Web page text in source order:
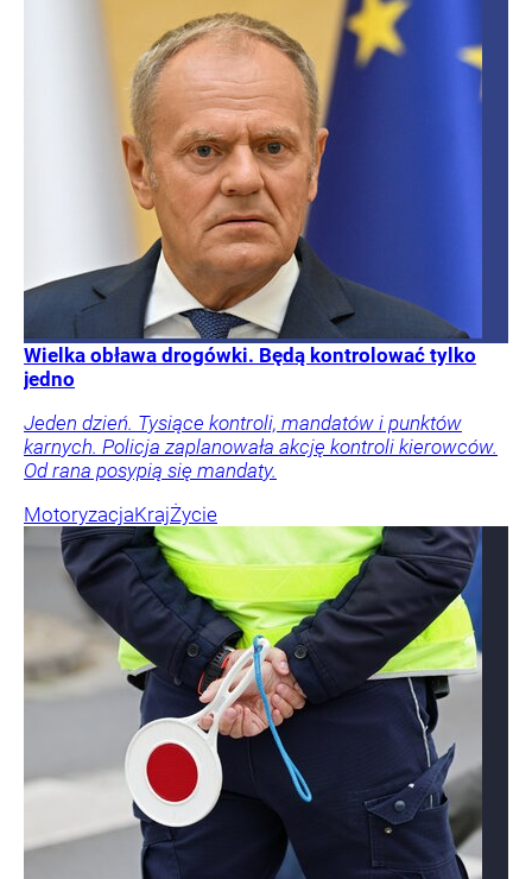
Wielka obława drogówki. Będą kontrolować tylko
jedno
Jeden dzień. Tysiące kontroli, mandatów i punktów
karnych. Policja zaplanowała akcję kontroli kierowców.
Od rana posypią się mandaty.
MotoryzacjaKrajŻycie